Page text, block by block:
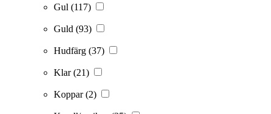
Gul (117)
Guld (93)
Hudfärg (37)
Klar(21)
Koppar(2)